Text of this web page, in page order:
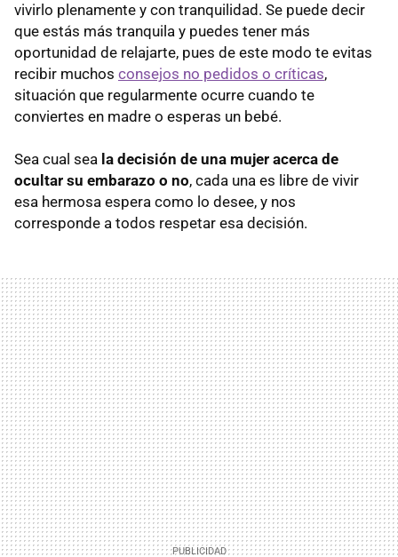
vivirlo plenamente y con tranquilidad. Se puede decir
que estás más tranquila y puedes tener más
oportunidad de relajarte, pues de este modo te evitas
recibir muchos consejos no pedidos o críticas,
situación que regularmente ocurre cuando te
conviertes en madre o esperas un bebé.
Sea cual sea la decisión de una mujer acerca de
ocultar su embarazo o no, cada una es libre de vivir
esa hermosa espera como lo desee, y nos
corresponde a todos respetar esa decisión.